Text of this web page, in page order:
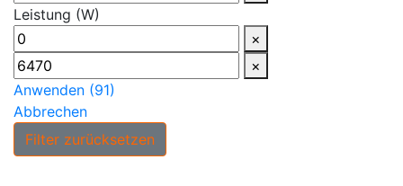
Leistung (W)
×
×
Anwenden (91)
Abbrechen
Filter zurücksetzen